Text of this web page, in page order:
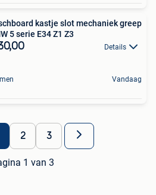
kastje slot mechaniek greep
5 serie E34 Z1 Z3
Details
Vandaag
2 3
1 van 3